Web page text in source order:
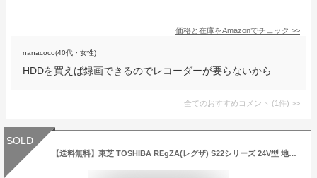
価格と在庫をAmazonでチェック >>
nanacoco(40代・女性)
HDDを買えば録画できるのでレコーダーが要らないから
全てのおすすめコメント (1件) >
SOLD
【送料無料】東芝 TOSHIBA REgZA(レグザ) S22シリーズ 24V型 地上・BS・110度CSデジタルハイビジョン液晶テレビ 24S22AV機器 テレビ テレビ本体 液晶テレビ